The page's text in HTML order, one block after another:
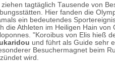
tagtäglich Tausende von
Hier fanden die
ein bedeutendes
die Athleten im Heiligen Hain von
"Koroibus von Elis hieß
und führt als Guide sehr
Besuchermagnet beim
wird.